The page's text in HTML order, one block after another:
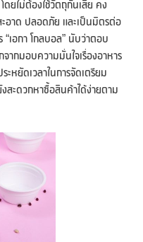
ดยไม่ต้องใช้วัตถุกันเสีย คง
อาด ปลอดภัย และเป็นมิตรต่อ
เอกา โกลบอล” นับว่าตอบ
ากมอบความมั่นใจเรื่องอาหาร
ยัดเวลาในการจัดเตรียม
สะดวกหาซื้อสินค้าได้ง่ายตาม